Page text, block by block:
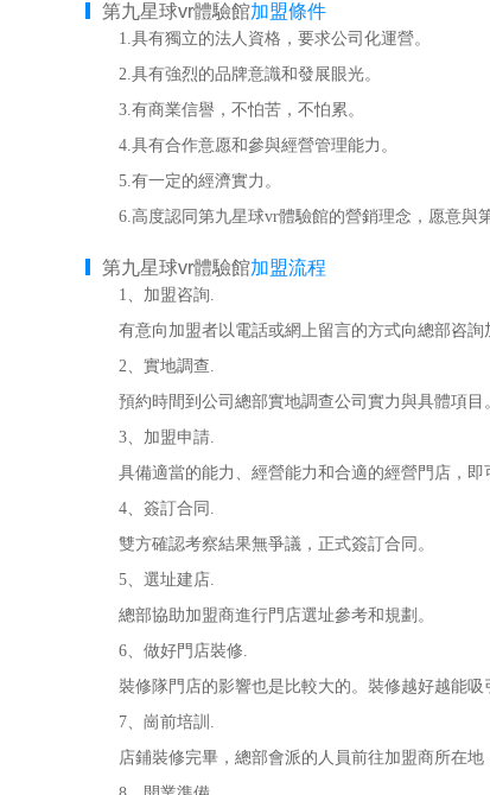
第九星球vr體驗館加盟條件
1.具有獨立的法人資格，要求公司化運營。
2.具有強烈的品牌意識和發展眼光。
3.有商業信譽，不怕苦，不怕累。
4.具有合作意愿和參與經營管理能力。
5.有一定的經濟實力。
6.高度認同第九星球vr體驗館的營銷理念，愿意與第
第九星球vr體驗館加盟流程
1、加盟咨詢.
有意向加盟者以電話或網上留言的方式向總部咨詢
2、實地調查.
預約時間到公司總部實地調查公司實力與具體項目
3、加盟申請.
具備適當的能力、經營能力和合適的經營門店，即
4、簽訂合同.
雙方確認考察結果無爭議，正式簽訂合同。
5、選址建店.
總部協助加盟商進行門店選址參考和規劃。
6、做好門店裝修.
裝修隊門店的影響也是比較大的。裝修越好越能吸
7、崗前培訓.
店鋪裝修完畢，總部會派的人員前往加盟商所在地